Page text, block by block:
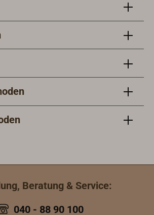
Beratung & Service:
040 - 88 90 100